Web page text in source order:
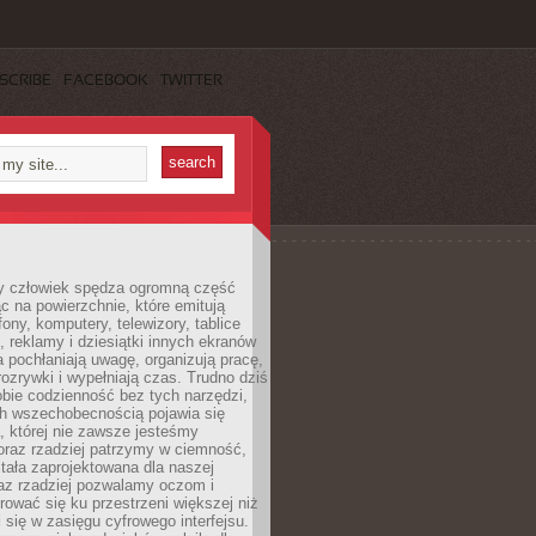
FACEBOOK TWITTER
człowiek spędza ogromną część
na powierzchnie, które emitują
komputery, telewizory, tablice
reklamy i dziesiątki innych ekranów
pochłaniają uwagę, organizują pracę,
i wypełniają czas. Trudno dziś
codzienność bez tych narzędzi,
wszechobecnością pojawia się
której nie zawsze jesteśmy
rzadziej patrzymy w ciemność,
zaprojektowana dla naszej
rzadziej pozwalamy oczom i
się ku przestrzeni większej niż
w zasięgu cyfrowego interfejsu.